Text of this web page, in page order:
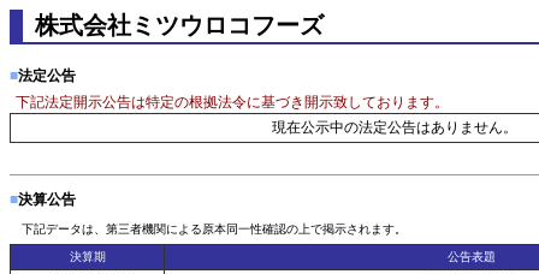
株式会社ミツウロコフーズ
■法定公告
下記法定開示公告は特定の根拠法令に基づき開示致しております。
現在公示中の法定公告はありません。
■決算公告
下記データは、第三者機関による原本同一性確認の上で掲示されます。
決算期 公告表題